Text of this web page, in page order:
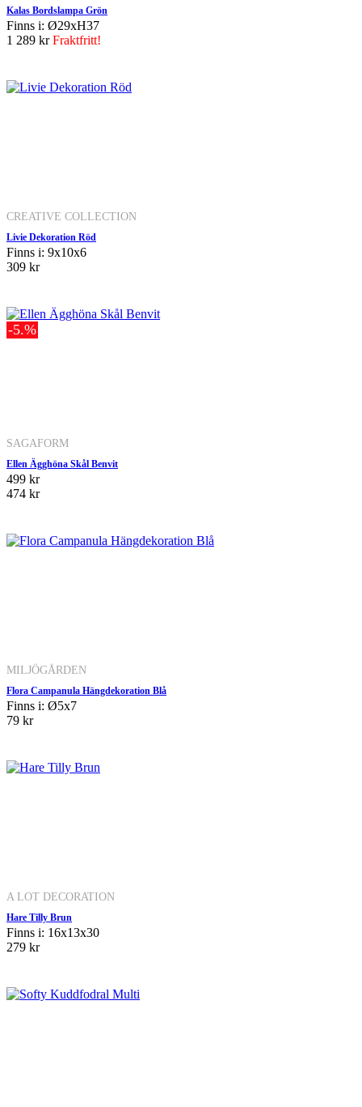
Kalas Bordslampa Grön
Finns i: Ø29xH37
1 289 krFraktfritt!
CREATIVE COLLECTION
Livie Dekoration Röd
Finns i: 9x10x6
309 kr
-5.%
SAGAFORM
Ellen Ägghöna Skål Benvit
499 kr
474 kr
MILJÖGÅRDEN
Flora Campanula Hängdekoration Blå
Finns i: Ø5x7
79 kr
A LOT DECORATION
Hare Tilly Brun
Finns i: 16x13x30
279 kr